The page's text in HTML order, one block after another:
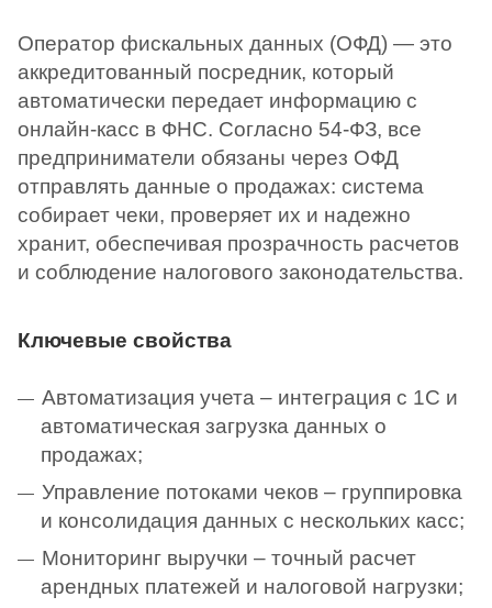
Оператор фискальных данных (ОФД) — это
аккредитованный посредник, который
автоматически передает информацию с
онлайн-касс в ФНС. Согласно 54-ФЗ, все
предприниматели обязаны через ОФД
отправлять данные о продажах: система
собирает чеки, проверяет их и надежно
хранит, обеспечивая прозрачность расчетов
и соблюдение налогового законодательства.
Ключевые свойства
Автоматизация учета – интеграция с 1С и
автоматическая загрузка данных о
продажах;
Управление потоками чеков – группировка
и консолидация данных с нескольких касс;
Мониторинг выручки – точный расчет
арендных платежей и налоговой нагрузки;